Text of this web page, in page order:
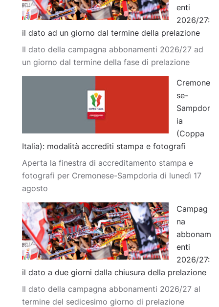
enti
2026/27:
il dato ad un giorno dal termine della prelazione
Il dato della campagna abbonamenti 2026/27 ad
un giorno dal termine della fase di prelazione
Cremone
se-
Sampdor
ia
(Coppa
Italia): modalità accrediti stampa e fotografi
Aperta la finestra di accreditamento stampa e
fotografi per Cremonese-Sampdoria di lunedì 17
agosto
Campag
na
abbonam
enti
2026/27:
il dato a due giorni dalla chiusura della prelazione
Il dato della campagna abbonamenti 2026/27 al
termine del sedicesimo giorno di prelazione